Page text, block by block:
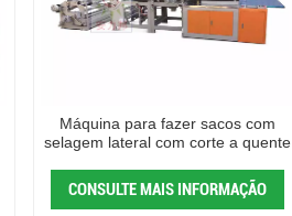
Máquina para fazer sacos com
selagem lateral com corte a quente
CONSULTE MAIS INFORMAÇÃO